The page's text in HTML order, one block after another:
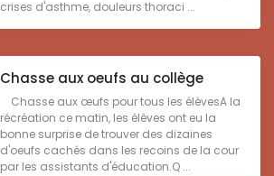
crises d'asthme, douleurs thoraci ...
Chasse aux oeufs au collège
Chasse aux œufs pour tous les élèvesA la
récréation ce matin, les élèves ont eu la
bonne surprise de trouver des dizaines
d'oeufs cachés dans les recoins de la cour
par les assistants d'éducation.Q ...